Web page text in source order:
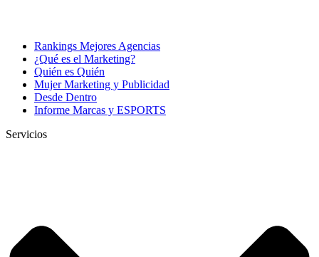
Rankings Mejores Agencias
¿Qué es el Marketing?
Quién es Quién
Mujer Marketing y Publicidad
Desde Dentro
Informe Marcas y ESPORTS
Servicios